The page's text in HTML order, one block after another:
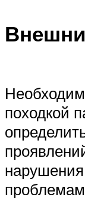
походкой